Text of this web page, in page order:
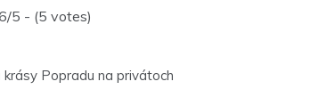
5 - (5 votes)
Popradu na privátoch